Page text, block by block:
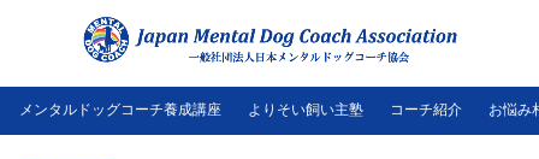
メンタルドッグコーチ養成講座 よりそい飼い主塾 コーチ紹介 お悩み